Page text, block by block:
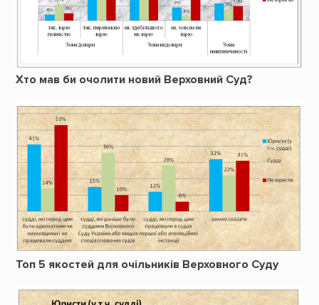
Хто мав би очолити новий Верховний Суд?
Топ 5 якостей для очільників Верховного Суду